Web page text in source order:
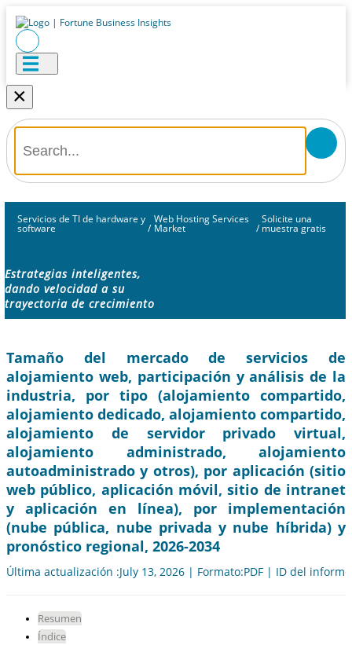
×
Servicios de TI de hardware y
software /
Web Hosting Services
Market /
Solicite una
muestra gratis
Estrategias inteligentes,
dando velocidad a su
trayectoria de crecimiento
Tamaño del mercado de servicios de
alojamiento web, participación y análisis de la
industria, por tipo (alojamiento compartido,
alojamiento dedicado, alojamiento compartido,
alojamiento de servidor privado virtual,
alojamiento administrado, alojamiento
autoadministrado y otros), por aplicación (sitio
web público, aplicación móvil, sitio de intranet
y aplicación en línea), por implementación
(nube pública, nube privada y nube híbrida) y
pronóstico regional, 2026-2034
Última actualización :July 13, 2026 | Formato:PDF | ID del
Resumen
Índice